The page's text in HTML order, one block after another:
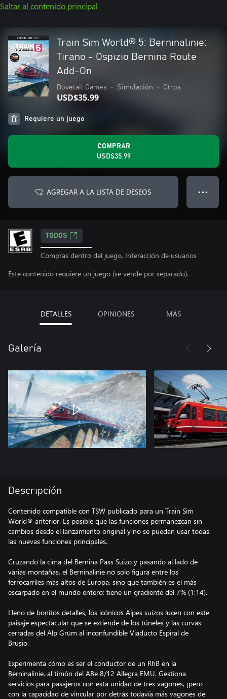
Saltar al contenido principal
Train Sim World® 5: Berninalinie:
Tirano - Ospizio Bernina Route
Add-On
Dovetail Games • Simulación • Otros
USD$35.99
Requiere un juego
COMPRAR
USD$35.99
AGREGAR A LA LISTA DE DESEOS ● ● ●
TODOS
Compras dentro del juego, Interacción de usuarios
Este contenido requiere un juego (se vende por separado).
DETALLES OPINIONES MÁS
Galería
Descripción
Contenido compatible con TSW publicado para un Train Sim
World® anterior. Es posible que las funciones permanezcan sin
cambios desde el lanzamiento original y no se puedan usar todas
las nuevas funciones principales.
Cruzando la cima del Bernina Pass Suizo y pasando al lado de
varias montañas, el Berninalinie no solo figura entre los
ferrocarriles más altos de Europa, sino que también es el más
escarpado en el mundo entero; tiene un gradiente del 7% (1:14).
Lleno de bonitos detalles, los icónicos Alpes suizos lucen con este
paisaje espectacular que se extiende de los túneles y las curvas
cerradas del Alp Grüm al inconfundible Viaducto Espiral de
Brusio.
Experimenta cómo es ser el conductor de un RhB en la
Berninalinie, al timón del ABe 8/12 Allegra EMU. Gestiona
servicios para pasajeros con esta unidad de tres vagones, ¡pero
con la capacidad de vincular por detrás todavía más vagones de